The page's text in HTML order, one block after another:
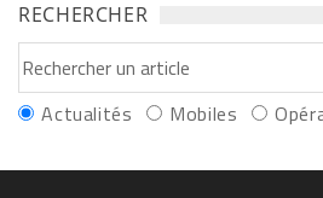
RECHERCHER
Actualités Mobiles